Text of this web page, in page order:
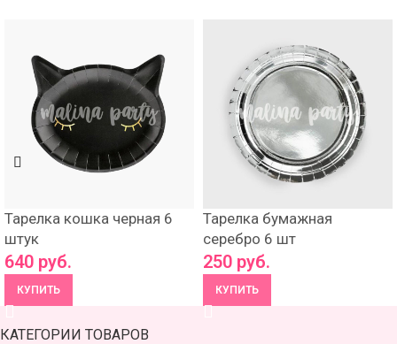
Тарелка кошка черная 6
штук
640 руб.
КУПИТЬ
Тарелка бумажная
серебро 6 шт
250 руб.
КУПИТЬ
КАТЕГОРИИ ТОВАРОВ